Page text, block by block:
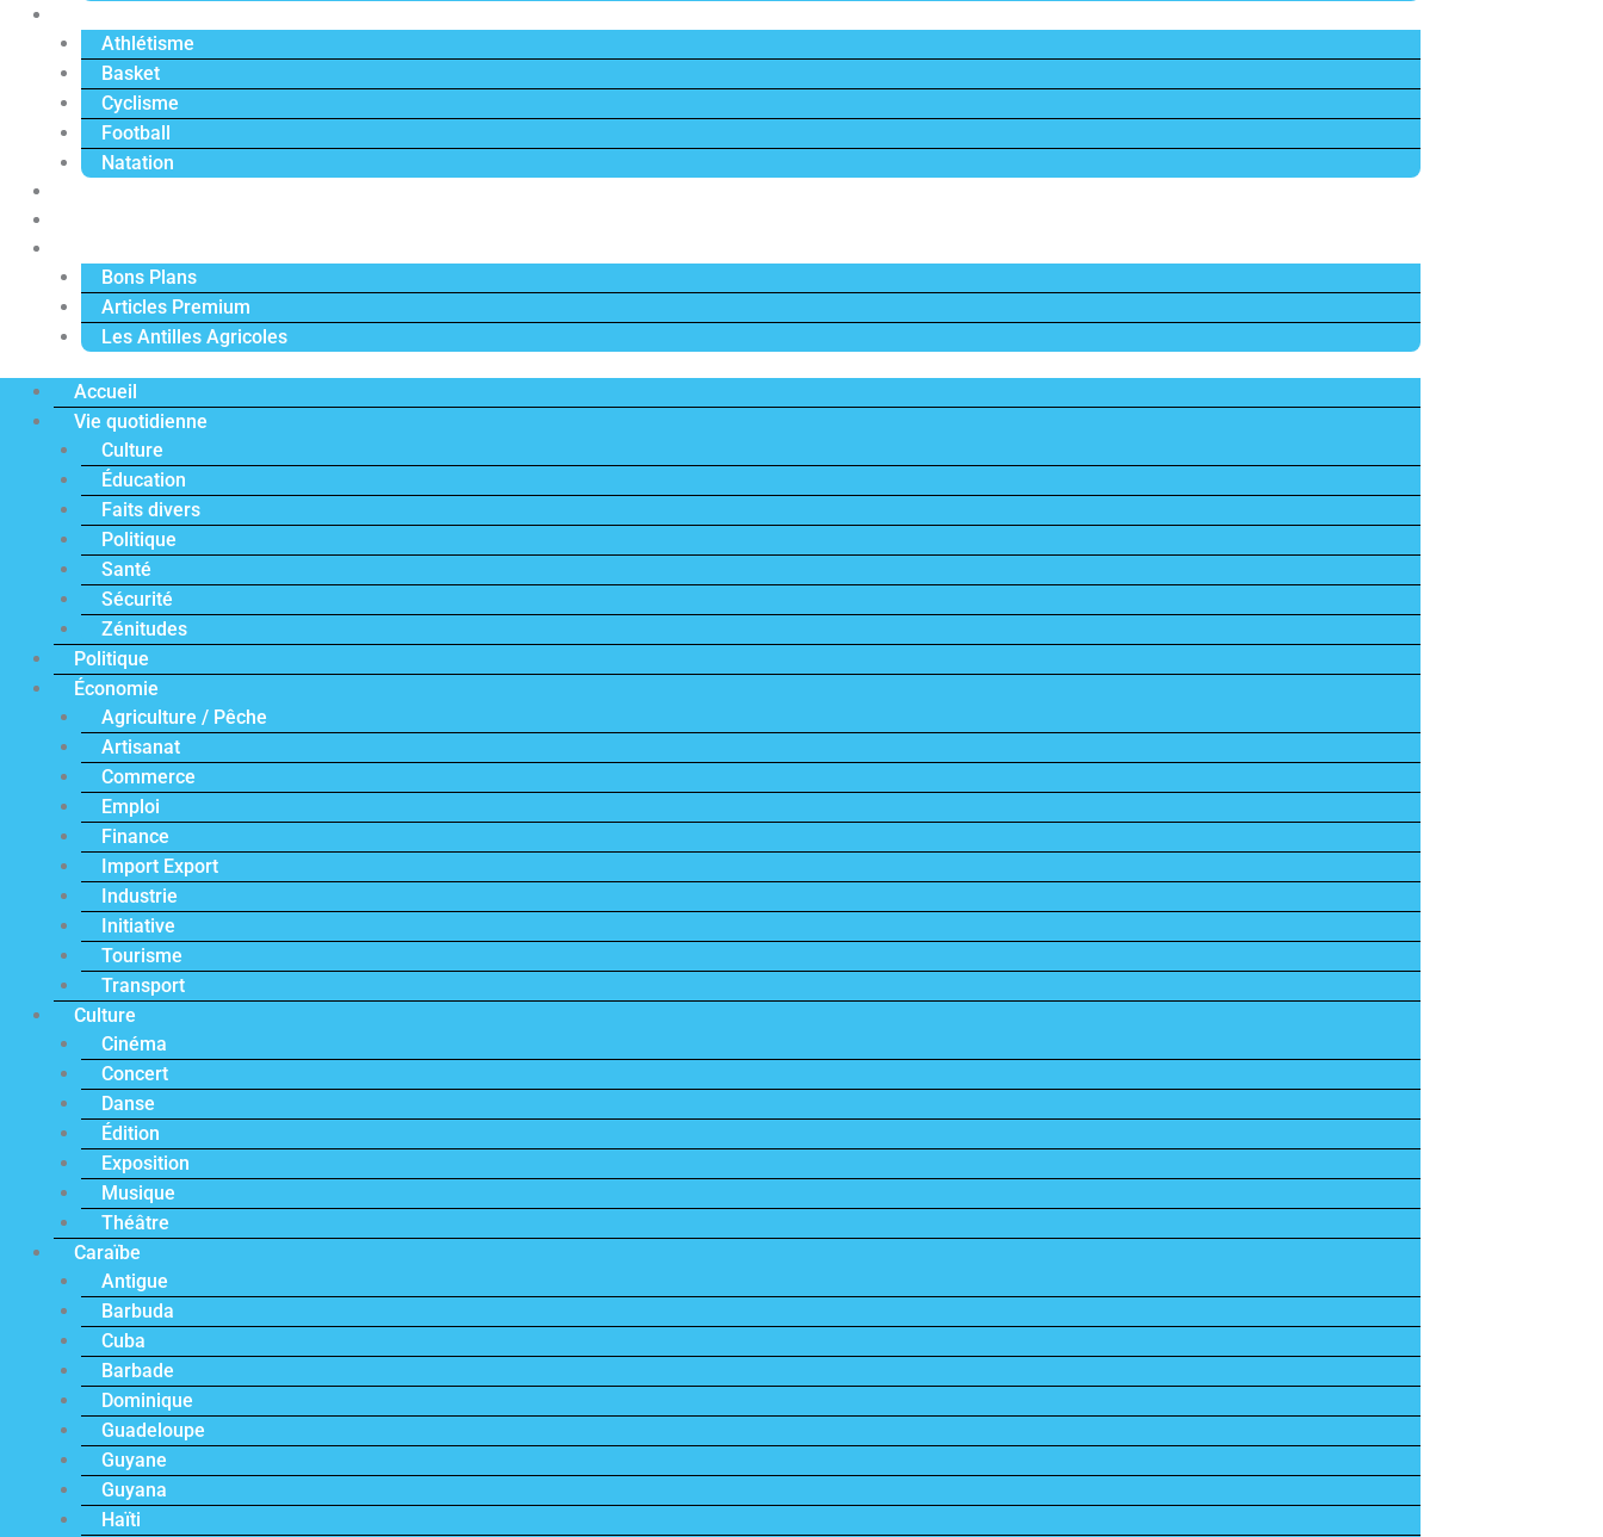
Athlétisme
Basket
Cyclisme
Football
Natation
Bons Plans
Articles Premium
Les Antilles Agricoles
Accueil
Vie quotidienne
Culture
Éducation
Faits divers
Politique
Santé
Sécurité
Zénitudes
Politique
Économie
Agriculture / Pêche
Artisanat
Commerce
Emploi
Finance
Import Export
Industrie
Initiative
Tourisme
Transport
Culture
Cinéma
Concert
Danse
Édition
Exposition
Musique
Théâtre
Caraïbe
Antigue
Barbuda
Cuba
Barbade
Dominique
Guadeloupe
Guyane
Guyana
Haïti